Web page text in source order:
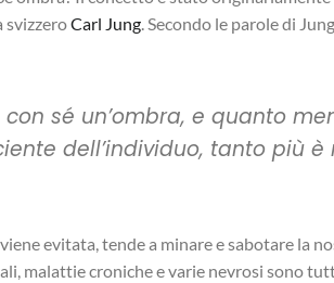
svizzeroCarl Jung. Secondo le parole di
sé un’ombra, e quanto
dell’individuo, tanto più è
evitata, tende a minare e sabotare la
malattie croniche e varie nevrosi sono